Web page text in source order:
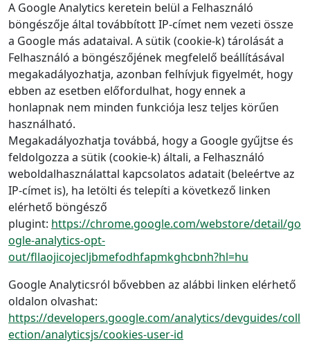
A Google Analytics keretein belül a Felhasználó
böngészője által továbbított IP-címet nem vezeti össze
a Google más adataival. A sütik (cookie-k) tárolását a
Felhasználó a böngészőjének megfelelő beállításával
megakadályozhatja, azonban felhívjuk figyelmét, hogy
ebben az esetben előfordulhat, hogy ennek a
honlapnak nem minden funkciója lesz teljes körűen
használható.
Megakadályozhatja továbbá, hogy a Google gyűjtse és
feldolgozza a sütik (cookie-k) általi, a Felhasználó
weboldalhasználattal kapcsolatos adatait (beleértve az
IP-címet is), ha letölti és telepíti a következő linken
elérhető böngésző
plugint: https://chrome.google.com/webstore/detail/go
ogle-analytics-opt-
out/fllaojicojecljbmefodhfapmkghcbnh?hl=hu
Google Analyticsról bővebben az alábbi linken elérhető
oldalon olvashat:
https://developers.google.com/analytics/devguides/coll
ection/analyticsjs/cookies-user-id